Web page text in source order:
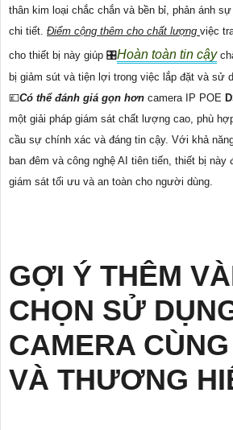
thân kim loại chắc chắn và bền bỉ, phản ánh
chi tiết. Điểm cộng thêm cho chất lượng việc
cho thiết bị này giúp 🎛Hoàn toàn tin cậy
bị giảm sút và tiện lợi trong việc lắp đặt và sử
💷Có thể đánh giá gọn hơn camera IP POE
một giải pháp giám sát chất lượng cao, phù
cầu sự chính xác và đáng tin cậy. Với khả
ban đêm và công nghệ AI tiên tiến, thiết bị này
giám sát tối ưu và an toàn cho người dùng.
GỢI Ý THÊM
CHỌN SỬ
CAMERA
VÀ THƯƠNG